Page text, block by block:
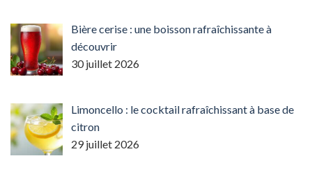
Bière cerise : une boisson rafraîchissante à
découvrir
30 juillet 2026
Limoncello : le cocktail rafraîchissant à base de
citron
29 juillet 2026